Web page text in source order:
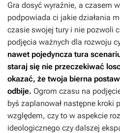
Gra dosyć wyraźnie, a czasem
podpowiada ci jakie działania
czasie swojej tury i nie pozwoli
podjęcia ważnych dla rozwoju
nawet pojedyncza tura
staraj się nie przeczekiwać
okazać, że twoja bierna
odbije. Ogrom czasu na
byś zaplanował następne kroki
względem, czy to w aspekcie
ideologicznego czy dalszej